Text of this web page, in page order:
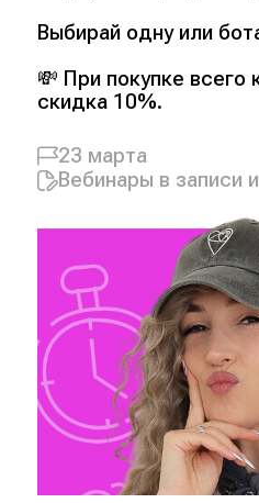
Выбирай одну или
💸 При покупке всего
скидка 10%.
23 марта
Вебинары в записи